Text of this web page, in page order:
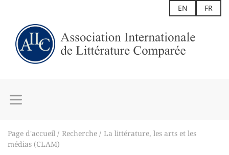
EN FR
Page d'accueil Recherche
La littérature, les arts et les
médias (CLAM)